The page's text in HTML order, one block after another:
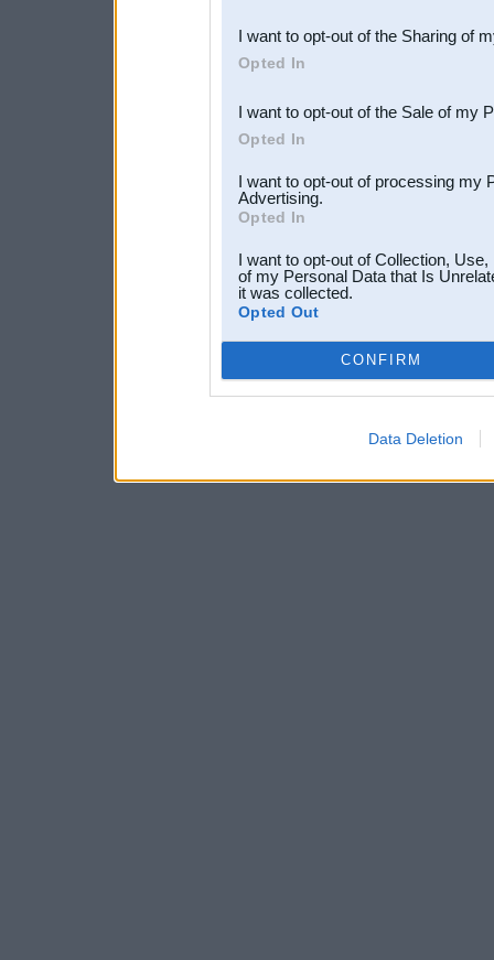
Downstream Participants
third parties.
I want to opt-out of the Sharing of
Opted In
I want to opt-out of the Sale of my
Opted In
I want to opt-out of processing my
Advertising.
Opted In
I want to opt-out of Collection,
of my Personal Data that Is
it was collected.
Opted Out
CONFIRM
Data Deletion